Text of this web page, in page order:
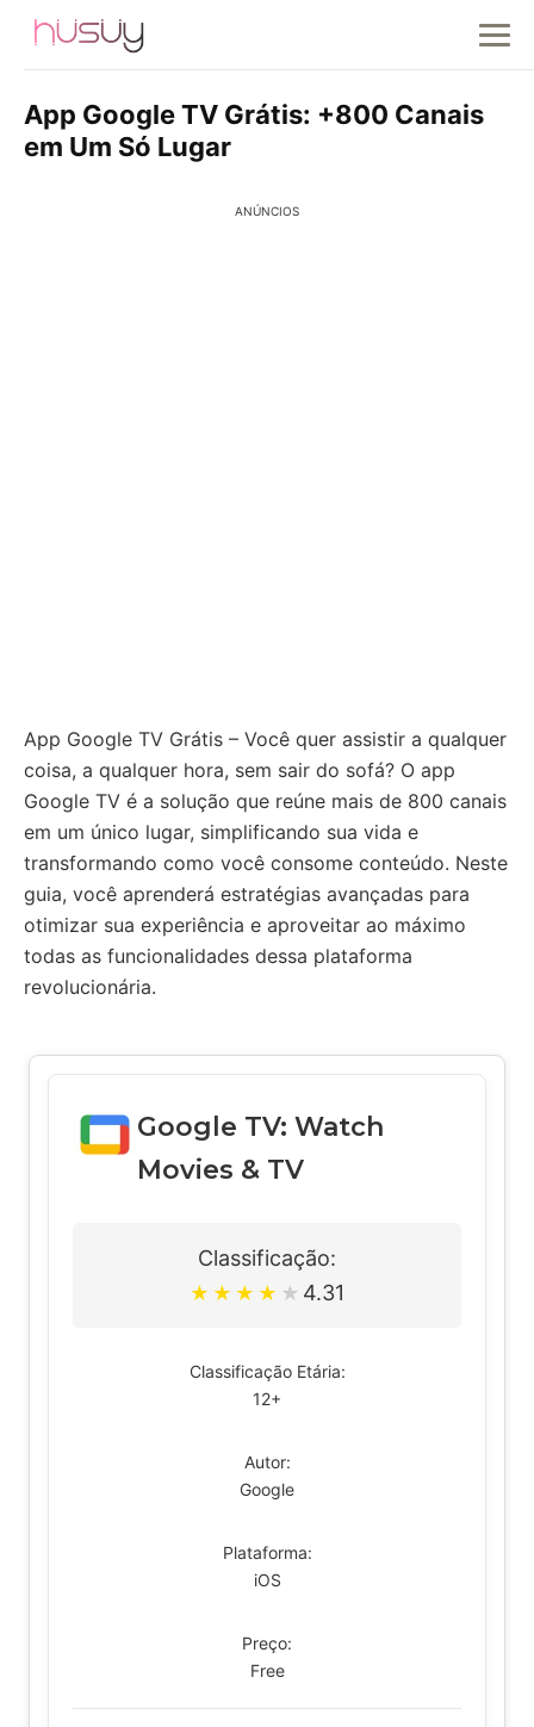
App Google TV Grátis: +800 Canais
em Um Só Lugar
ANÚNCIOS
App Google TV Grátis – Você quer assistir a qualquer
coisa, a qualquer hora, sem sair do sofá? O app
Google TV é a solução que reúne mais de 800 canais
em um único lugar, simplificando sua vida e
transformando como você consome conteúdo. Neste
guia, você aprenderá estratégias avançadas para
otimizar sua experiência e aproveitar ao máximo
todas as funcionalidades dessa plataforma
revolucionária.
Google TV: Watch
Movies & TV
Classificação:
★ ★ ★ ★ ★ 4.31
Classificação Etária:
12+
Autor:
Google
Plataforma:
iOS
Preço:
Free